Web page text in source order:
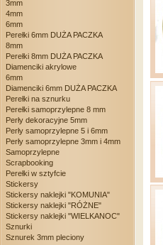
3mm
4mm
6mm
Perełki 6mm DUŻA PACZKA
8mm
Perełki 8mm DUŻA PACZKA
Diamenciki akrylowe
6mm
Diamenciki 6mm DUŻA PACZKA
Perełki na sznurku
Perełki samoprzylepne 8 mm
Perły dekoracyjne 5mm
Perły samoprzylepne 5 i 6mm
Perły samoprzylepne 3mm i 4mm
Samoprzylepne
Scrapbooking
Perełki w sztyfcie
Stickersy
Stickersy naklejki "KOMUNIA"
Stickersy naklejki "RÓŻNE"
Stickersy naklejki "WIELKANOC"
Sznurki
Sznurek 3mm pleciony